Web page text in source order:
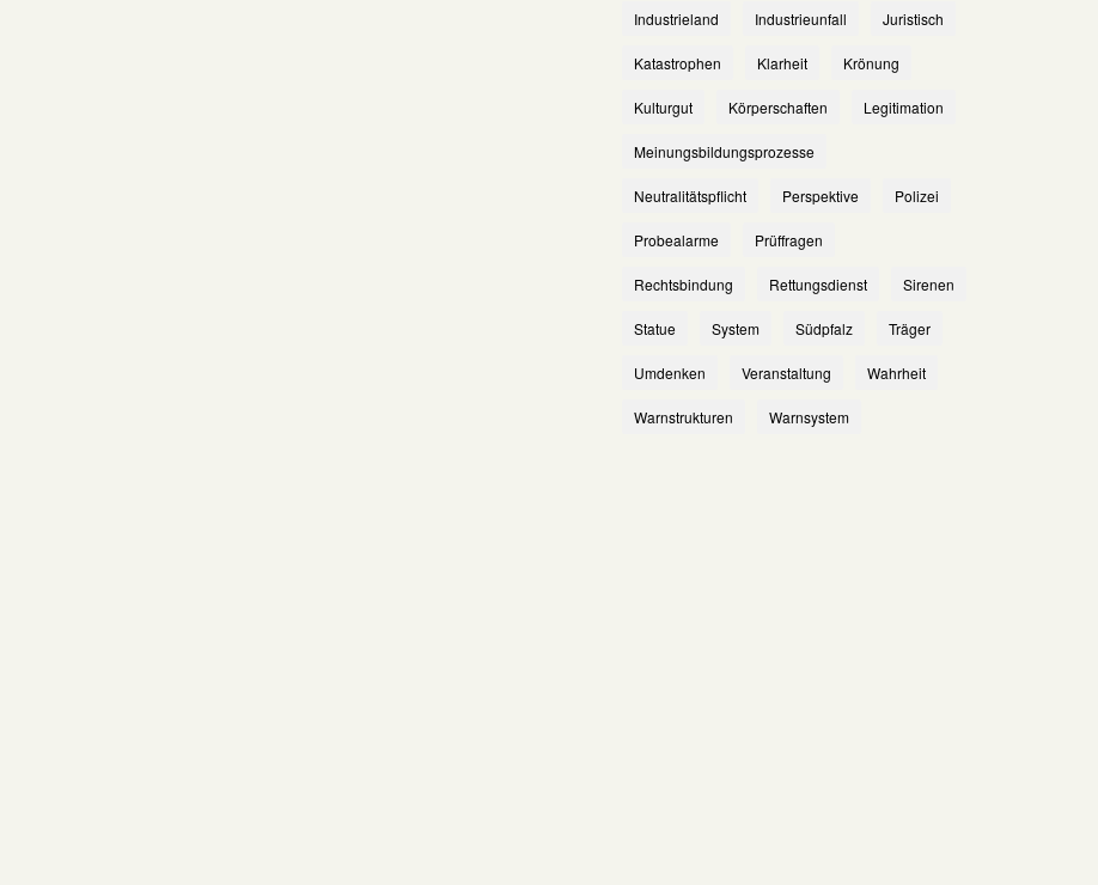
Industrieland Industrieunfall Juristisch
Katastrophen Klarheit Krönung
Kulturgut Körperschaften Legitimation
Meinungsbildungsprozesse
Neutralitätspflicht Perspektive Polizei
Probealarme Prüffragen
Rechtsbindung Rettungsdienst Sirenen
Statue System Südpfalz Träger
Umdenken Veranstaltung Wahrheit
Warnstrukturen Warnsystem